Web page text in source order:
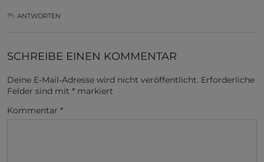
ANTWORTEN
SCHREIBE EINEN KOMMENTAR
Deine E-Mail-Adresse wird nicht veröffentlicht. Erforderliche
Felder sind mit * markiert
Kommentar *